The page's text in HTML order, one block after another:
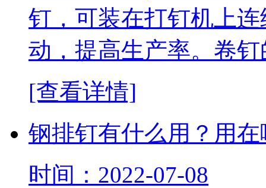
钉，可装在打钉机上
动，提高生产率。卷
[查看详情]
钢排钉有什么用？用
时间：2022-07-08